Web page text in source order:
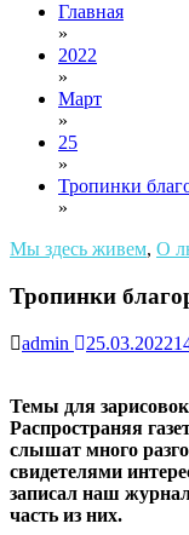
Главная
»
2022
»
Март
»
25
»
Тропинки
»
Мы здесь живем, О
Тропинки
admin 25.03.2022
Темы для
Распространяя
слышат много
свидетелями
записал наш
часть из них.